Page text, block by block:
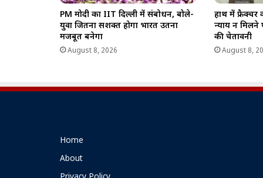
PM मोदी का IIT दिल्ली में संबोधन, बोले-
युवा जितना सशक्त होगा भारत उतना
मजबूत बनेगा
August 8, 2026
हाथ में
न्याय न मिलने
की चेतावनी
August 8,
Home
About